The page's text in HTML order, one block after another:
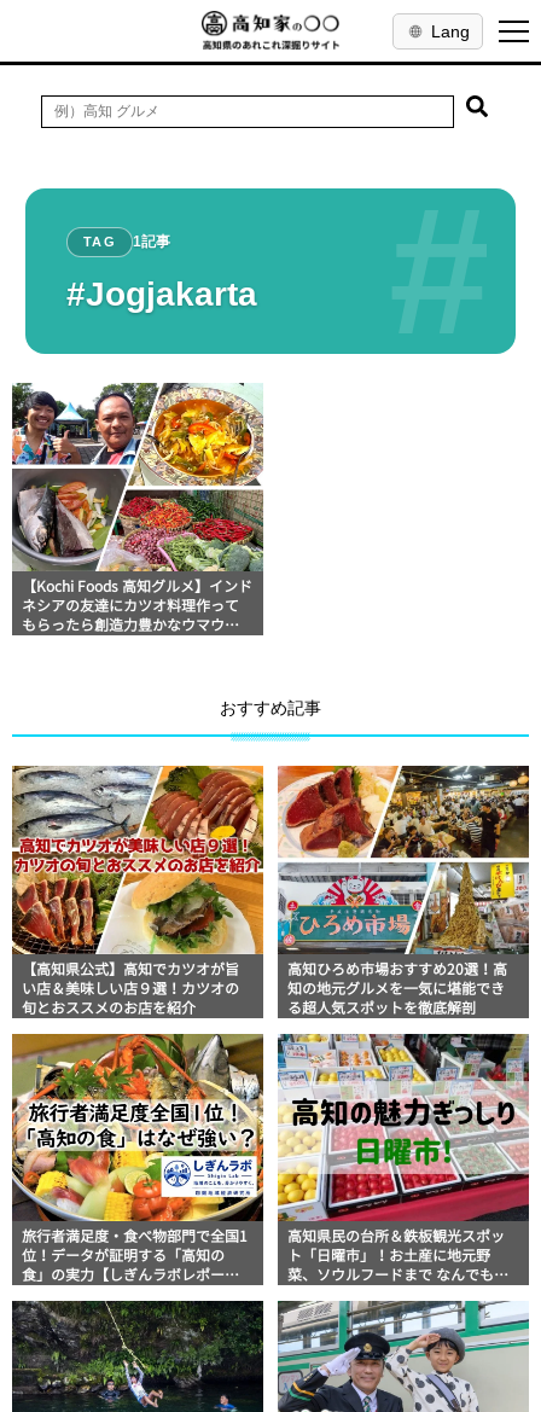
Lang
#
TAG 1記事
#Jogjakarta
【Kochi Foods 高知グルメ】インド
ネシアの友達にカツオ料理作って
もらったら創造力豊かなウマウマ
おすすめ記事
【高知県公式】高知でカツオが旨
い店＆美味しい店９選！カツオの
旬とおススメのお店を紹介
高知ひろめ市場おすすめ20選！高
知の地元グルメを一気に堪能でき
る超人気スポットを徹底解剖
旅行者満足度・食べ物部門で全国1
位！データが証明する「高知の
食」の実力【しぎんラボレポー
高知県民の台所＆鉄板観光スポッ
ト「日曜市」！お土産に地元野
菜、ソウルフードまで なんでもそ
説！